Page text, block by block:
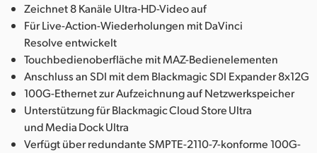
Zeichnet 8 Kanäle Ultra-HD-Video auf
Für Live-Action-Wiederholungen mit DaVinci
Resolve entwickelt
Touchbedienoberfläche mit MAZ-Bedienelementen
Anschluss an SDI mit dem Blackmagic SDI Expander 8x12G
100G-Ethernet zur Aufzeichnung auf Netzwerkspeicher
Unterstützung für Blackmagic Cloud Store Ultra
und Media Dock Ultra
Verfügt über redundante SMPTE-2110-7-konforme 100G-